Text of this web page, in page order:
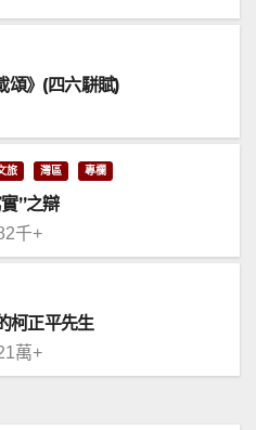
頌》(四六駢賦)
旅 灣區 專欄
”之辯
千+
柯正平先生
萬+